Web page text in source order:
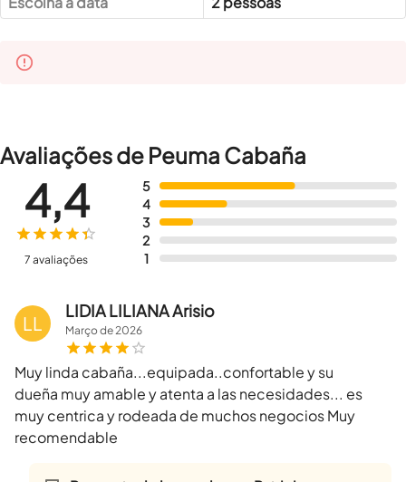
Avaliações de Peuma Cabaña
5
4
3
2
1
4,4
7 avaliações
LL
LIDIA LILIANA Arisio
Marçode2026
Muy linda cabaña...equipada..confortable y su
dueña muy amable y atenta a las necesidades... es
muy centrica y rodeada de muchos negocios Muy
recomendable